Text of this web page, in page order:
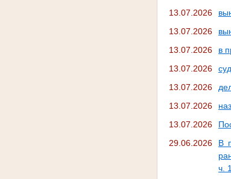
13.07.2026
13.07.2026
13.07.2026
в
13.07.2026
13.07.2026
13.07.2026
13.07.2026
29.06.2026
В
ч.